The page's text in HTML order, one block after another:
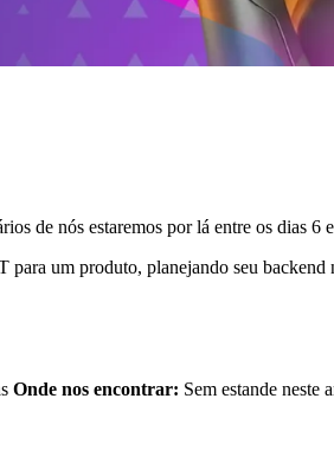
de nós estaremos por lá entre os dias
um produto, planejando seu
Onde nos encontrar: Sem estande neste